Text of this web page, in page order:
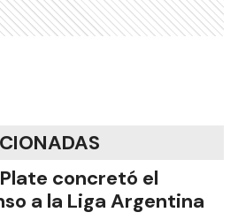
concretó el
a la Liga Argentina